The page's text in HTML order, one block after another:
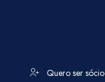
Quero ser sócio